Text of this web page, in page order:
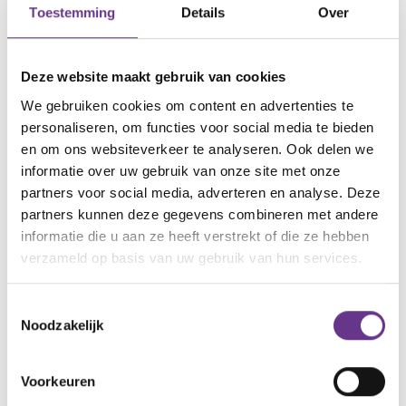
Toestemming Details Over
Deze website maakt gebruik van cookies
We gebruiken cookies om content en advertenties te
personaliseren, om functies voor social media te bieden
en om ons websiteverkeer te analyseren. Ook delen we
informatie over uw gebruik van onze site met onze
partners voor social media, adverteren en analyse. Deze
partners kunnen deze gegevens combineren met andere
informatie die u aan ze heeft verstrekt of die ze hebben
verzameld op basis van uw gebruik van hun services.
Noodzakelijk
Voorkeuren
wilde mijn interne rust weer vinden en het verdriet
zorg niet meer over hem. En mijn relatie en
gezinsleven is er niet meer. Ik belandde daardoor in
een zwart gat. Nog steeds stap ik weleens met
tranen in mijn ogen in de auto, als ik bij Jonas ben
geweest.
Het is nog lang niet rustig in mijn hoofd. Toch voel ik
me sterk en goed. Ik overzie nu de situatie en waak
ervoor dat het me niet weer teveel zal worden.
en ik gescheiden zijn, nog steeds een goede vader